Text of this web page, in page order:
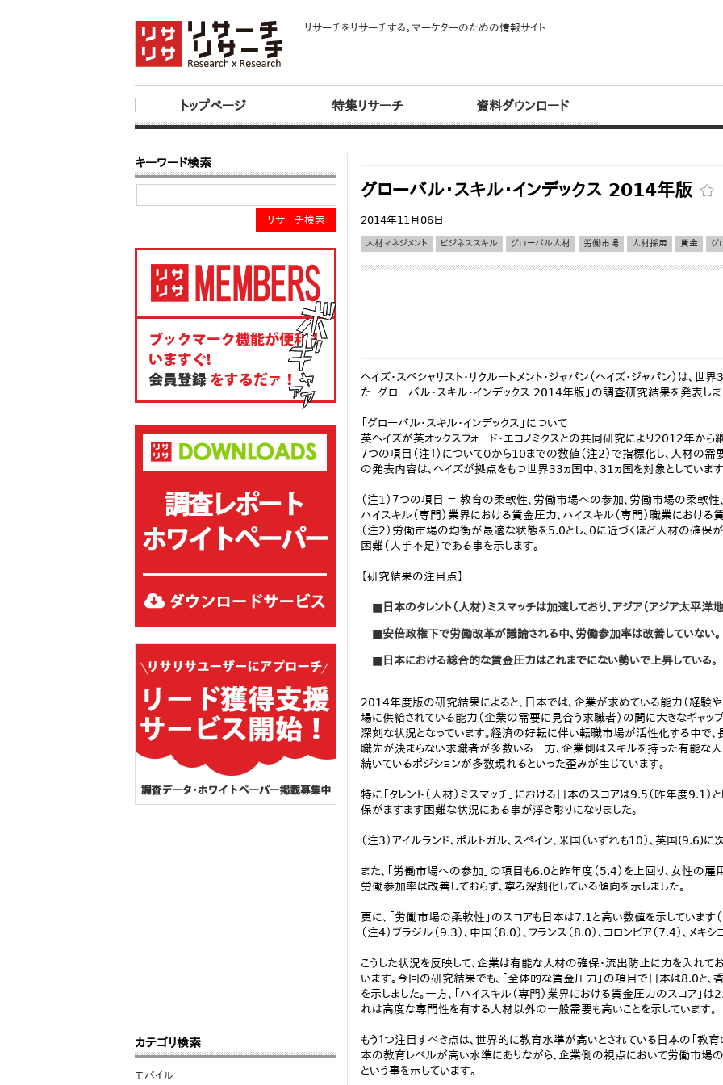
リサーチをリサーチする。マーケターのための情報サイト
トップページ 特集リサーチ 資料ダウンロード
グローバル・スキル・インデックス 2014年版
2014年11月06日
人材マネジメント ビジネススキル グローバル人材 労働市場 人材採用 賃金 グ
ヘイズ・スペシャリスト・リクルートメント・ジャパン（ヘイズ・ジャパン）は
た「グローバル・スキル・インデックス 2014年版」の調査研究結果を発表しま
「グローバル・スキル・インデックス」について
英ヘイズが英オックスフォード・エコノミクスとの共同研究により2012年か
7つの項目（注１）について０から10までの数値（注2）で指標化し、人材の
の発表内容は、ヘイズが拠点をもつ世界33ヵ国中、31ヵ国を対象としています
（注1）７つの項目 = 教育の柔軟性、労働市場への参加、労働市場の柔軟性、
ハイスキル（専門）業界における賃金圧力、ハイスキル（専門）職業における
（注2）労働市場の均衡が最適な状態を5.0とし、0に近づくほど人材の確保
困難（人手不足）である事を示します。
【研究結果の注目点】
■日本のタレント（人材）ミスマッチは加速しており、アジア（アジア太平洋
■安倍政権下で労働改革が議論される中、労働参加率は改善していない。
■日本における総合的な賃金圧力はこれまでにない勢いで上昇している。
2014年度版の研究結果によると、日本では、企業が求めている能力（経験
場に供給されている能力（企業の需要に見合う求職者）の間に大きなギャッ
深刻な状況となっています。経済の好転に伴い転職市場が活性化する中で
職先が決まらない求職者が多数いる一方、企業側はスキルを持った有能な
続いているポジションが多数現れるといった歪みが生じています。
特に「タレント（人材）ミスマッチ」における日本のスコアは9.5（昨年度9.1
保がますます困難な状況にある事が浮き彫りになりました。
（注3）アイルランド、ポルトガル、スペイン、米国（いずれも10）、英国(9.6)
また、「労働市場への参加」の項目も6.0と昨年度（5.4）を上回り、女性の
労働参加率は改善しておらず、寧ろ深刻化している傾向を示しました。
更に、「労働市場の柔軟性」のスコアも日本は7.1と高い数値を示しています（
（注4）ブラジル（9.3）、中国（8.0）、フランス（8.0）、コロンビア（7.4）、メキ
こうした状況を反映して、企業は有能な人材の確保・流出防止に力を入れて
います。今回の研究結果でも、「全体的な賃金圧力」の項目で日本は8.0と、
を示しました。一方、「ハイスキル（専門）業界における賃金圧力のスコア」
れは高度な専門性を有する人材以外の一般需要も高いことを示しています。
もう１つ注目すべき点は、世界的に教育水準が高いとされている日本の「教
本の教育レベルが高い水準にありながら、企業側の視点において労働市場
という事を示しています。
キーワード検索
リサーチ検索
カテゴリ検索
モバイル